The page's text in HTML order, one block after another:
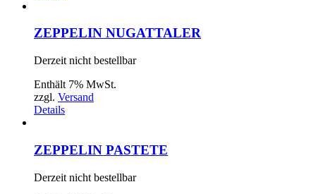
ZEPPELIN NUGATTALER
Derzeit nicht bestellbar
Enthält 7% MwSt.
zzgl. Versand
Details
ZEPPELIN PASTETE
Derzeit nicht bestellbar